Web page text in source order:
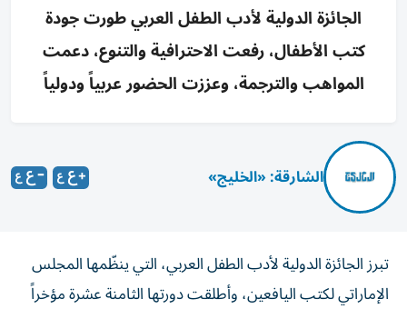
الجائزة الدولية لأدب الطفل العربي طورت جودة
كتب الأطفال، رفعت الاحترافية والتنوع، دعمت
المواهب والترجمة، وعززت الحضور عربياً ودولياً
الشارقة: «الخليج»
تبرز الجائزة الدولية لأدب الطفل العربي، التي ينظّمها المجلس
الإماراتي لكتب اليافعين، وأطلقت دورتها الثامنة عشرة مؤخراً